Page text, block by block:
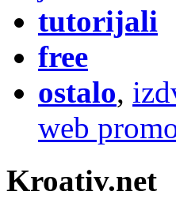
tutorijali
free
ostalo,
web
Kroativ.net